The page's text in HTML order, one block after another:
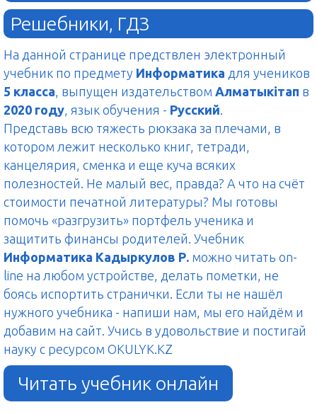
Решебники, ГДЗ
На данной странице предствлен электронный
учебник по предмету Информатика для учеников
5 класса, выпущен издательством Алматыкітап в
2020 году, язык обучения - Русский.
Представь всю тяжесть рюкзака за плечами, в
котором лежит несколько книг, тетради,
канцелярия, сменка и еще куча всяких
полезностей. Не малый вес, правда? А что на счёт
стоимости печатной литературы? Мы готовы
помочь «разгрузить» портфель ученика и
защитить финансы родителей. Учебник
Информатика Кадыркулов Р. можно читать on-
line на любом устройстве, делать пометки, не
боясь испортить странички. Если ты не нашёл
нужного учебника - напиши нам, мы его найдём и
добавим на сайт. Учись в удовольствие и постигай
науку с ресурсом OKULYK.KZ
Читать учебник онлайн